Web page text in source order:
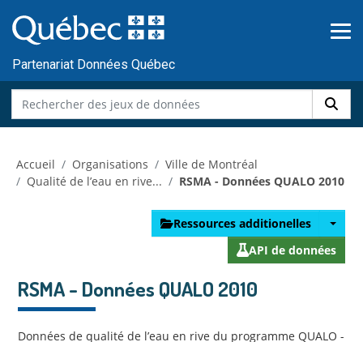
au
contenu
Partenariat Données Québec
Accueil Organisations
Ville de Montréal
Qualité de l’eau en rive...
RSMA - Données QUALO 2010
Ressources additionelles
API de données
RSMA - Données QUALO 2010
Données de qualité de l’eau en rive du programme QUALO -